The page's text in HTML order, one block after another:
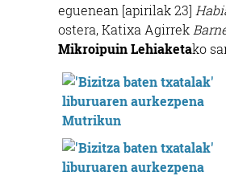
eguenean [apirilak 23]
ostera, Katixa Agirrek
Mikroipuin Lehiaketako